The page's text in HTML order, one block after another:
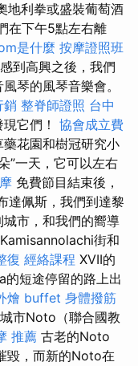
地利拳或盛裝葡萄酒
在下午5點左右離
是什麼 按摩證照班
到高興之後，我們
琴的風琴音樂會。
銷 整脊師證照 台中
它們！ 協會成立費
花園和樹冠研究小
”一天，它可以左右
免費節目結束後，
達佩斯，我們到達黎
市，和我們的嚮導
街和
復 經絡課程 XVII的
短途停留的路上出
燴 buffet 身體撥筋
市Noto（聯合國教
推薦 古老的Noto
毀，而新的Noto在